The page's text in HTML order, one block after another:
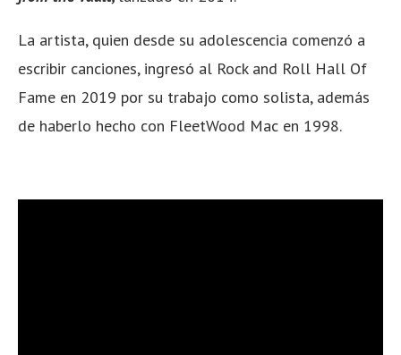
La artista, quien desde su adolescencia comenzó a
escribir canciones, ingresó al Rock and Roll Hall Of
Fame en 2019 por su trabajo como solista, además
de haberlo hecho con FleetWood Mac en 1998.